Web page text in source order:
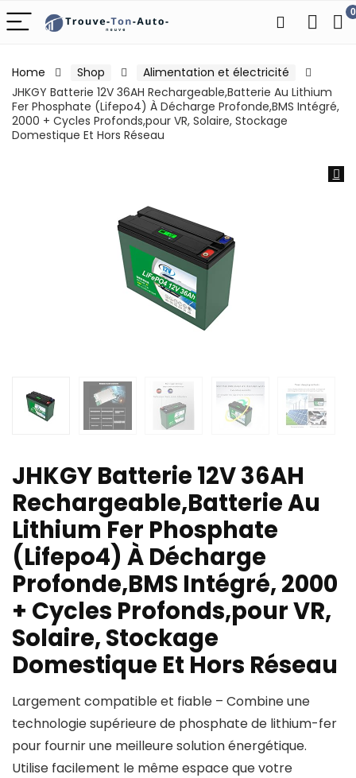
0
Home Shop
Alimentation et électricité
JHKGY Batterie 12V 36AH Rechargeable,Batterie Au Lithium
Fer Phosphate (Lifepo4) À Décharge Profonde,BMS Intégré,
2000 + Cycles Profonds,pour VR, Solaire, Stockage
Domestique Et Hors Réseau
JHKGY Batterie 12V 36AH
Rechargeable,Batterie Au
Lithium Fer Phosphate
(Lifepo4) À Décharge
Profonde,BMS Intégré, 2000
+ Cycles Profonds,pour VR,
Solaire, Stockage
Domestique Et Hors Réseau
Largement compatible et fiable – Combine une
technologie supérieure de phosphate de lithium-fer
pour fournir une meilleure solution énergétique.
Utilise facilement le même espace que votre